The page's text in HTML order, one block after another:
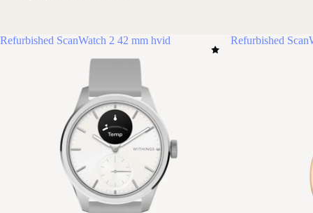
Refurbished ScanWatch 2 42 mm hvid Refurbished